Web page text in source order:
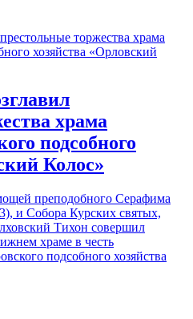
храма
подсобного
Колос»
преподобного Серафима
и Собора Курских святых,
Тихон совершил
храме в честь
подсобного хозяйства